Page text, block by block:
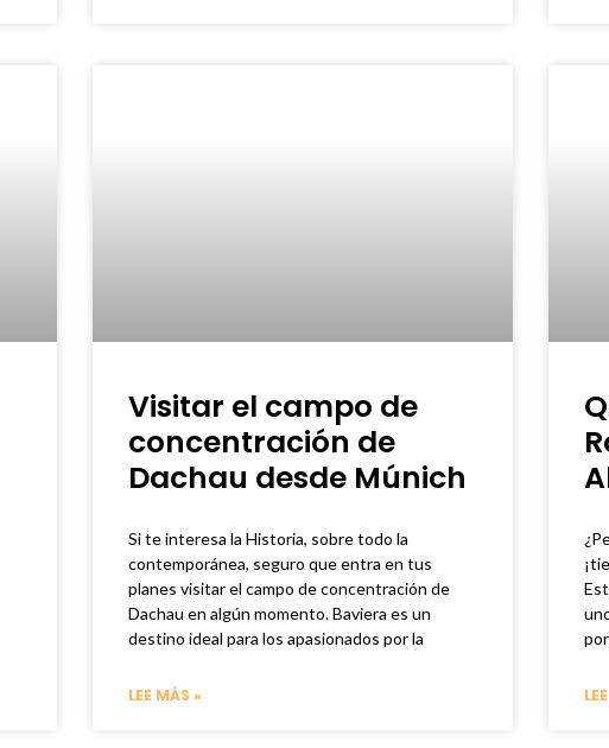
Visitar el campo de
concentración de
Dachau desde Múnich
Si te interesa la Historia, sobre todo la
contemporánea, seguro que entra en tus
planes visitar el campo de concentración de
Dachau en algún momento. Baviera es un
destino ideal para los apasionados por la
LEE MÁS »